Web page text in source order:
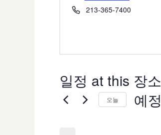
Phone213-365-7400
일정 at this 장소
오늘 예정